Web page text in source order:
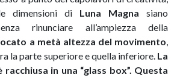
dimensioni di Luna Magna
siano
rinunciare all’ampiezza della
a metà altezza del movimento,
la parte superiore e quella inferiore. La
in una “glass box”. Questa